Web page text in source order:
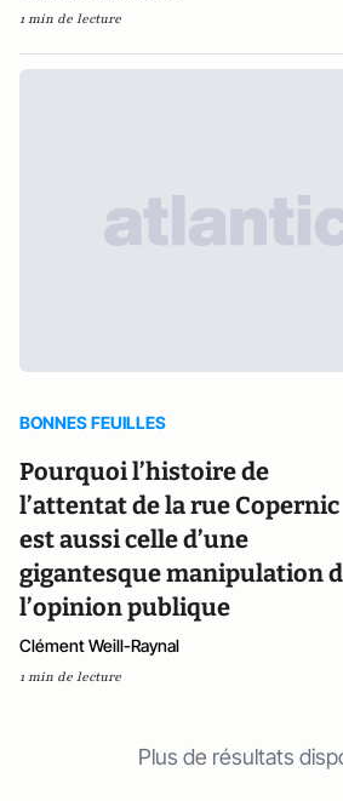
1 min de lecture
BONNES FEUILLES
Pourquoi l’histoire de
l’attentat de la rue Copernic
est aussi celle d’une
gigantesque manipulation
l’opinion publique
Clément Weill-Raynal
1 min de lecture
Plus de résultats